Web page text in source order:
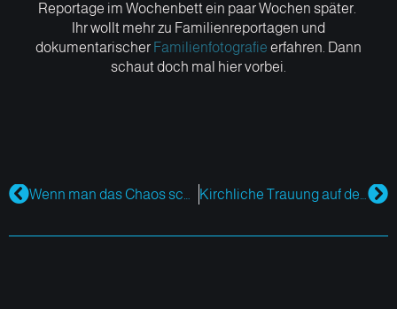
Reportage im Wochenbett ein paar Wochen später.
Ihr wollt mehr zu Familienreportagen und
dokumentarischer Familienfotografie erfahren. Dann
schaut doch mal hier vorbei.